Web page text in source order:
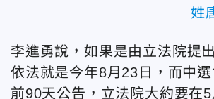
姓
李進勇說，如果是由立法院提
依法就是今年8月23日，而中選
前90天公告，立法院大約要在5